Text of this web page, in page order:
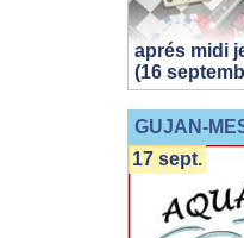
aprés midi
(16
GUJAN-
17 sept.